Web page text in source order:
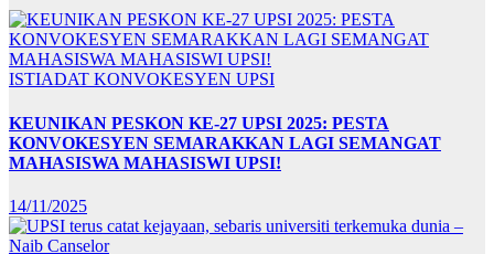
ISTIADAT KONVOKESYEN UPSI
KEUNIKAN PESKON KE-27 UPSI 2025: PESTA
KONVOKESYEN SEMARAKKAN LAGI SEMANGAT
MAHASISWA MAHASISWI UPSI!
14/11/2025